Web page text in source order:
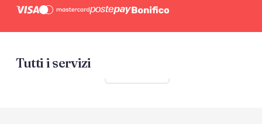
Tutti i servizi